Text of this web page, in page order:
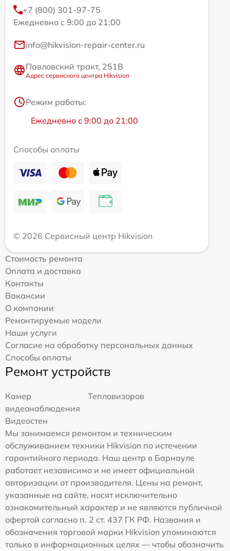
+7 (800) 301-97-75
Ежедневно с 9:00 до 21:00
info@hikvision-repair-center.ru
Павловский тракт, 251В
Адрес сервисного центра Hikvision
Режим работы:
Ежедневно с 9:00 до 21:00
Способы оплаты
© 2026 Сервисный центр Hikvision
Стоимость ремонта
Оплата и доставка
Контакты
Вакансии
О компании
Ремонтируемые модели
Наши услуги
Согласие на обработку персональных данных
Способы оплаты
Ремонт устройств
Камер
видеонаблюдения
Тепловизоров
Видеостен
Мы занимаемся ремонтом и техническим
обслуживанием техники Hikvision по истечении
гарантийного периода. Наш центр в Барнауле
работает независимо и не имеет официальной
авторизации от производителя. Цены на ремонт,
указанные на сайте, носят исключительно
ознакомительный характер и не являются публичной
офертой согласно п. 2 ст. 437 ГК РФ. Названия и
обозначения торговой марки Hikvision упоминаются
только в информационных целях — чтобы обозначить